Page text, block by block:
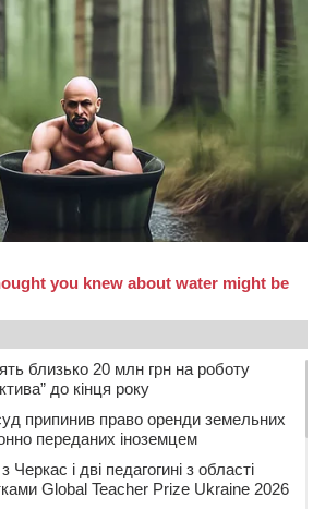
близько 20 млн грн на роботу
до кінця року
припинив право оренди земельних
переданих іноземцем
Черкас і дві педагогині з області
Global Teacher Prize Ukraine 2026